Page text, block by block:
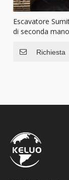
Escavatore
di seconda mano
Richiesta